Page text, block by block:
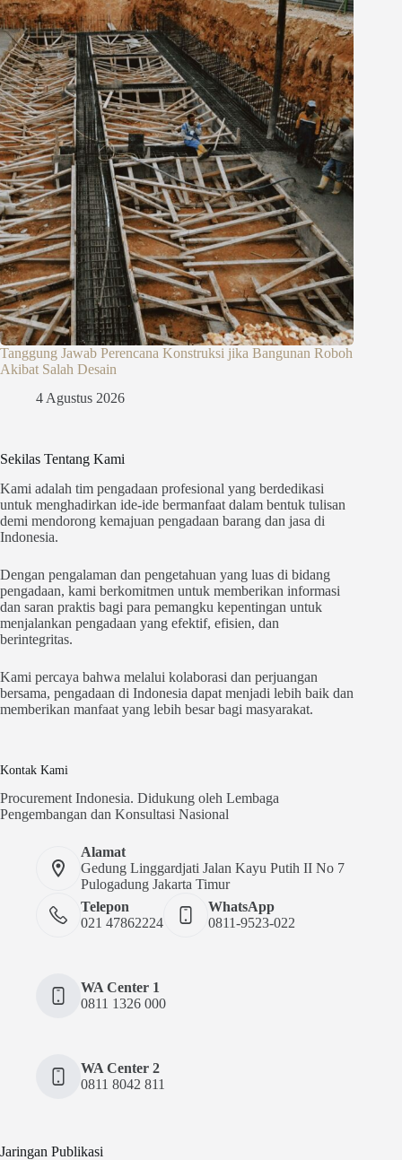
Tanggung Jawab Perencana Konstruksi jika Bangunan Roboh
Akibat Salah Desain
4 Agustus 2026
Sekilas Tentang Kami
Kami adalah tim pengadaan profesional yang berdedikasi
untuk menghadirkan ide-ide bermanfaat dalam bentuk tulisan
demi mendorong kemajuan pengadaan barang dan jasa di
Indonesia.
Dengan pengalaman dan pengetahuan yang luas di bidang
pengadaan, kami berkomitmen untuk memberikan informasi
dan saran praktis bagi para pemangku kepentingan untuk
menjalankan pengadaan yang efektif, efisien, dan
berintegritas.
Kami percaya bahwa melalui kolaborasi dan perjuangan
bersama, pengadaan di Indonesia dapat menjadi lebih baik dan
memberikan manfaat yang lebih besar bagi masyarakat.
Kontak Kami
Procurement Indonesia. Didukung oleh Lembaga
Pengembangan dan Konsultasi Nasional
Alamat
Gedung Linggardjati Jalan Kayu Putih II No 7
Pulogadung Jakarta Timur
Telepon
021 47862224
WhatsApp
0811-9523-022
WA Center 1
0811 1326 000
WA Center 2
0811 8042 811
Jaringan Publikasi